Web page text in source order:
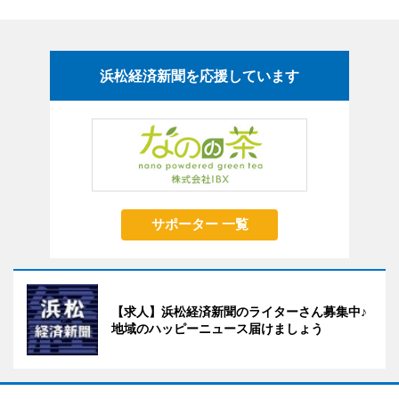
浜松経済新聞を応援しています
サポーター 一覧
【求人】浜松経済新聞のライターさん募集中♪
地域のハッピーニュース届けましょう